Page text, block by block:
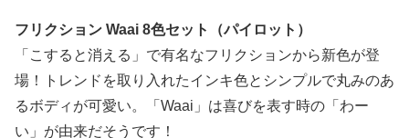
フリクション Waai 8色セット（パイロット）
「こすると消える」で有名なフリクションから新色が登
場！トレンドを取り入れたインキ色とシンプルで丸みのあ
るボディが可愛い。「Waai」は喜びを表す時の「わー
い」が由来だそうです！